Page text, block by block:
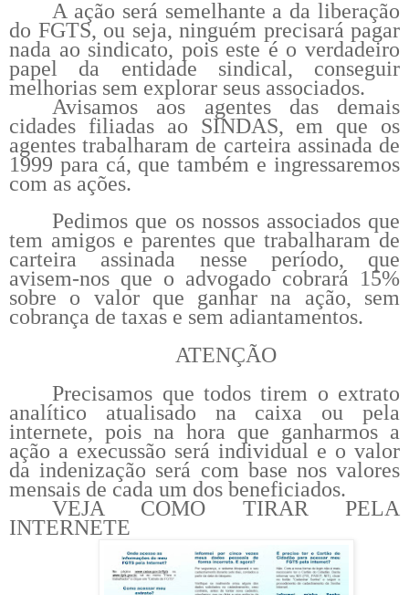
A ação será semelhante a da liberação
do FGTS, ou seja, ninguém precisará pagar
nada ao sindicato, pois este é o verdadeiro
papel da entidade sindical, conseguir
melhorias sem explorar seus associados.
Avisamos aos agentes das demais
cidades filiadas ao SINDAS, em que os
agentes trabalharam de carteira assinada de
1999 para cá, que também e ingressaremos
com as ações.
Pedimos que os nossos associados que
tem amigos e parentes que trabalharam de
carteira assinada nesse período, que
avisem-nos que o advogado cobrará 15%
sobre o valor que ganhar na ação, sem
cobrança de taxas e sem adiantamentos.
ATENÇÃO
Precisamos que todos tirem o extrato
analítico atualisado na caixa ou pela
internete, pois na hora que ganharmos a
ação a execussão será individual e o valor
da indenização será com base nos valores
mensais de cada um dos beneficiados.
VEJA COMO TIRAR PELA
INTERNETE